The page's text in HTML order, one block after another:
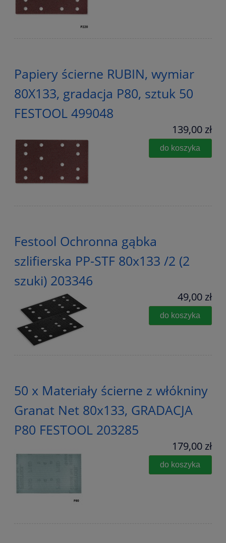
Papiery ścierne RUBIN, wymiar
80X133, gradacja P80, sztuk 50
FESTOOL 499048
139,00 zł
do koszyka
Festool Ochronna gąbka
szlifierska PP-STF 80x133 /2 (2
szuki) 203346
49,00 zł
do koszyka
50 x Materiały ścierne z włókniny
Granat Net 80x133, GRADACJA
P80 FESTOOL 203285
179,00 zł
do koszyka